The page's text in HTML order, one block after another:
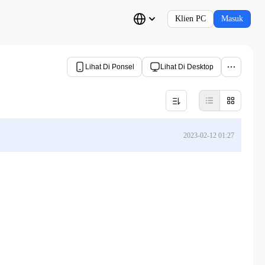
Klien PC Masuk
Lihat Di Ponsel Lihat Di Desktop
2023-02-12 01:27